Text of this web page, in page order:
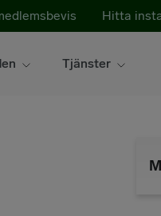
Hitta
Tjänster